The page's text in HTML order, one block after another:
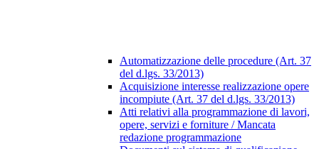
Automatizzazione delle procedure (Art. 37
del d.lgs. 33/2013)
Acquisizione interesse realizzazione opere
incompiute (Art. 37 del d.lgs. 33/2013)
Atti relativi alla programmazione di lavori,
opere, servizi e forniture / Mancata
redazione programmazione